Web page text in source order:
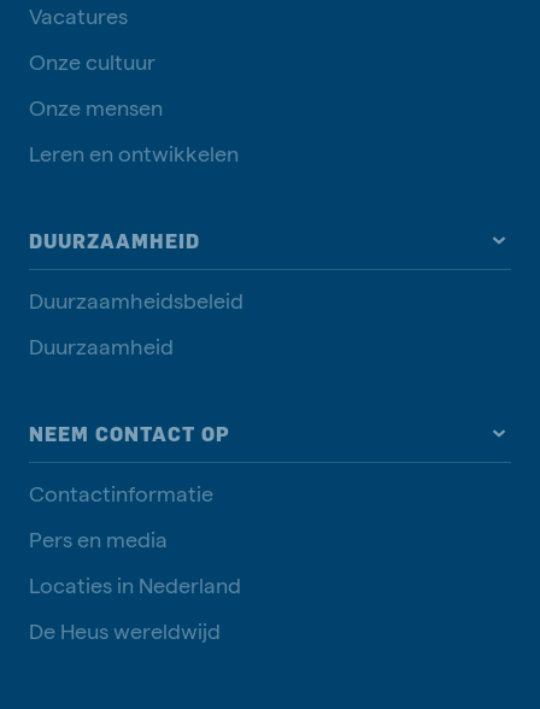
Vacatures
Onze cultuur
Onze mensen
Leren en ontwikkelen
DUURZAAMHEID
Duurzaamheidsbeleid
Duurzaamheid
NEEM CONTACT OP
Contactinformatie
Pers en media
Locaties in Nederland
De Heus wereldwijd